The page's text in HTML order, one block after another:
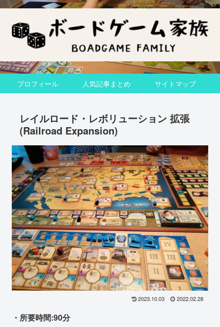
プロフィール 人気記事まとめ サイトマップ
レイルロード・レボリューション 拡張
(Railroad Expansion)
2023.10.03 2022.02.28
・所要時間:90分